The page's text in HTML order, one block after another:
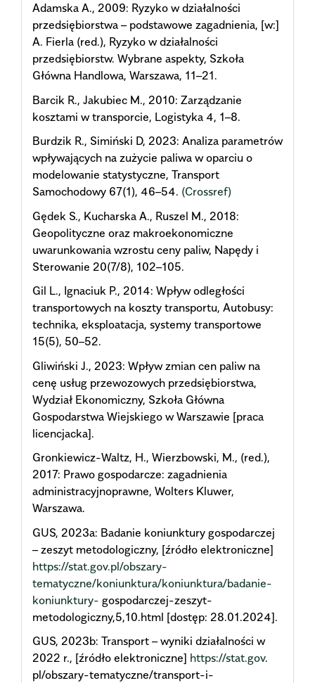
Adamska A., 2009: Ryzyko w działalności
przedsiębiorstwa – podstawowe zagadnienia, [w:]
A. Fierla (red.), Ryzyko w działalności
przedsiębiorstw. Wybrane aspekty, Szkoła
Główna Handlowa, Warszawa, 11–21.
Barcik R., Jakubiec M., 2010: Zarządzanie
kosztami w transporcie, Logistyka 4, 1–8.
Burdzik R., Simiński D, 2023: Analiza parametrów
wpływających na zużycie paliwa w oparciu o
modelowanie statystyczne, Transport
Samochodowy 67(1), 46–54. (Crossref)
Gędek S., Kucharska A., Ruszel M., 2018:
Geopolityczne oraz makroekonomiczne
uwarunkowania wzrostu ceny paliw, Napędy i
Sterowanie 20(7/8), 102–105.
Gil L., Ignaciuk P., 2014: Wpływ odległości
transportowych na koszty transportu, Autobusy:
technika, eksploatacja, systemy transportowe
15(5), 50–52.
Gliwiński J., 2023: Wpływ zmian cen paliw na
cenę usług przewozowych przedsiębiorstwa,
Wydział Ekonomiczny, Szkoła Główna
Gospodarstwa Wiejskiego w Warszawie [praca
licencjacka].
Gronkiewicz-Waltz, H., Wierzbowski, M., (red.),
2017: Prawo gospodarcze: zagadnienia
administracyjnoprawne, Wolters Kluwer,
Warszawa.
GUS, 2023a: Badanie koniunktury gospodarczej
– zeszyt metodologiczny, [źródło elektroniczne]
https://stat.gov.pl/obszary-
tematyczne/koniunktura/koniunktura/badanie-
koniunktury- gospodarczej-zeszyt-
metodologiczny,5,10.html [dostęp: 28.01.2024].
GUS, 2023b: Transport – wyniki działalności w
2022 r., [źródło elektroniczne] https://stat.gov.
pl/obszary-tematyczne/transport-i-